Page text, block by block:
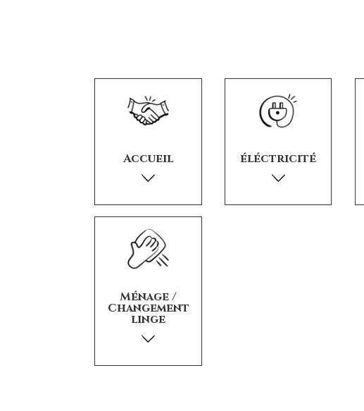
Accueil
Ménage /
Changement
linge
éléctricité